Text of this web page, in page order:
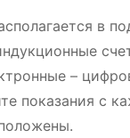
в
–
показания с